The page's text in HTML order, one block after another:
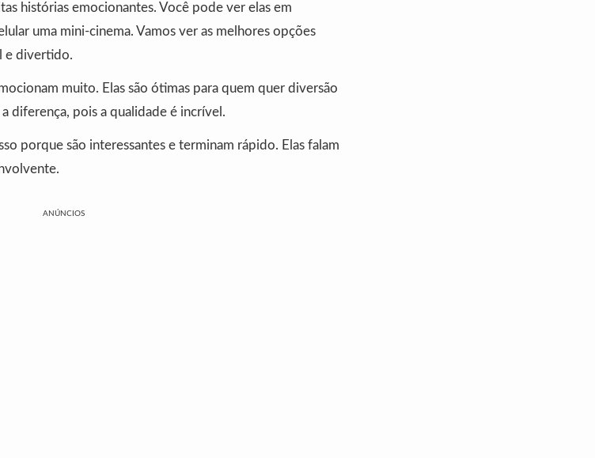
histórias emocionantes. Você pode ver elas em
uma mini-cinema. Vamos ver as melhores opções
e divertido.
muito. Elas são ótimas para quem quer diversão
diferença, pois a qualidade é incrível.
porque são interessantes e terminam rápido. Elas falam
ANÚNCIOS